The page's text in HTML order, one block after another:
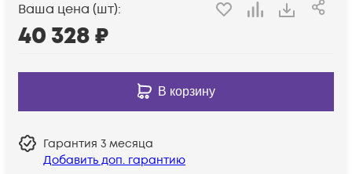
Ваша цена (шт):
40 328₽
В корзину
Гарантия 3 месяца
Добавить доп. гарантию